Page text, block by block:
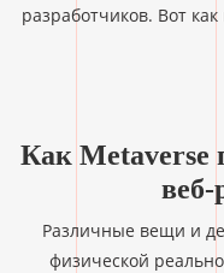
разработчиков. Вот
Как Metaverse
веб-
Различные вещи и
физической